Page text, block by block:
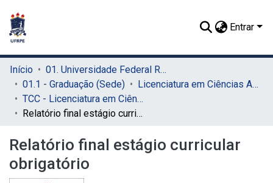
Entrar
Início
01. Universidade Federal Rural de Pernambuco - UFRPE (Sede)
01.1 - Graduação (Sede)
Licenciatura em Ciências Agrícolas (Sede)
TCC - Licenciatura em Ciências Agrícolas (Sede)
Relatório final estágio curricular obrigatório
Relatório final estágio curricular
obrigatório